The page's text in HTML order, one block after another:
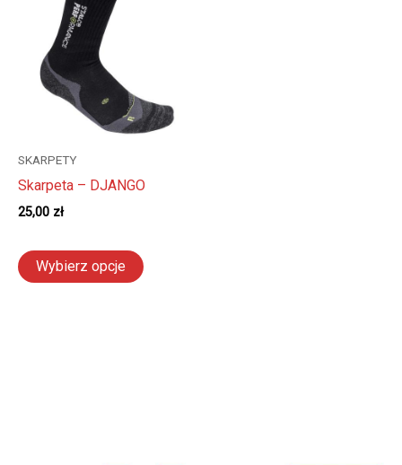
SKARPETY
Skarpeta – DJANGO
25,00 zł
Wybierz opcje
produkt